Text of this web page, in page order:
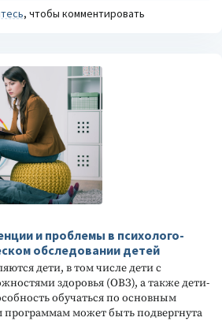
, чтобы комментировать
и проблемы в психолого-
обследовании детей
дети, в том числе дети с
здоровья (ОВЗ), а также дети-
обучаться по основным
может быть подвергнута